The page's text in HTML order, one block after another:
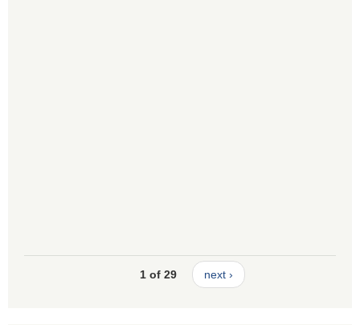
1 of 29 next ›